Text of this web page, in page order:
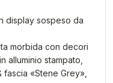
display sospeso da
morbida con decori
alluminio stampato,
«Stene Grey»,